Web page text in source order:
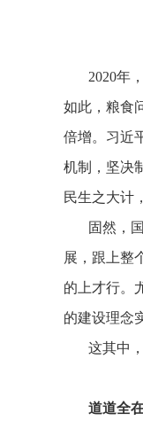
2020年
如此，粮食
倍增。习近
机制，坚决
民生之大计
固然，
展，跟上整
的上才行。
的建设理念
这其中
道道全